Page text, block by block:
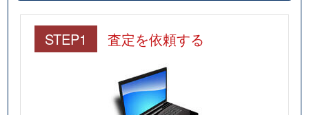
STEP1 査定を依頼する